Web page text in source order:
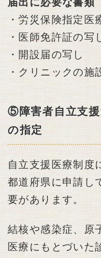
・労災保険指定医
・医師免許証の写
・開設届の写し
・クリニックの施
⑤障害者自立支
の指定
自立支援医療制度
都道府県に申請し
要があります。
結核や感染症、原
医療にもとづいた